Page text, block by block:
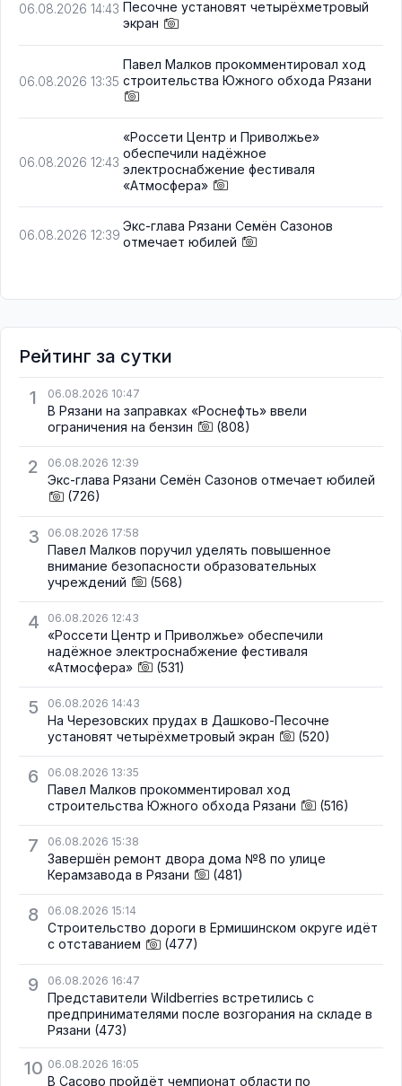
06.08.2026 14:43 Песочне установят четырёхметровый
экран
06.08.2026 13:35
Павел Малков прокомментировал ход
строительства Южного обхода Рязани
06.08.2026 12:43
«Россети Центр и Приволжье»
обеспечили надёжное
электроснабжение фестиваля
«Атмосфера»
06.08.2026 12:39
Экс-глава Рязани Семён Сазонов
отмечает юбилей
Рейтинг за сутки
1
06.08.2026 10:47
В Рязани на заправках «Роснефть» ввели
ограничения на бензин
(808)
2 06.08.2026 12:39
Экс-глава Рязани Семён Сазонов отмечает юбилей
(726)
3 06.08.2026 17:58
Павел Малков поручил уделять повышенное
внимание безопасности образовательных
учреждений
(568)
4 06.08.2026 12:43
«Россети Центр и Приволжье» обеспечили
надёжное электроснабжение фестиваля
«Атмосфера»
(531)
5 06.08.2026 14:43
На Черезовских прудах в Дашково-Песочне
установят четырёхметровый экран
(520)
6 06.08.2026 13:35
Павел Малков прокомментировал ход
строительства Южного обхода Рязани
(516)
7 06.08.2026 15:38
Завершён ремонт двора дома №8 по улице
Керамзавода в Рязани
(481)
8 06.08.2026 15:14
Строительство дороги в Ермишинском округе идёт
с отставанием
(477)
9 06.08.2026 16:47
Представители Wildberries встретились с
предпринимателями после возгорания на складе в
Рязани (473)
10 06.08.2026 16:05
В Сасово пройдёт чемпионат области по